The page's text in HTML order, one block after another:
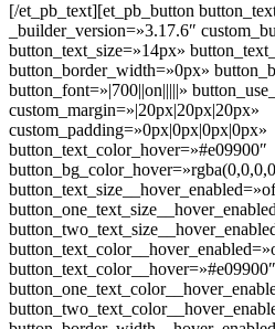
[/et_pb_text][et_pb_button
_builder_version=»3.17.6″
button_text_size=»14px»
button_border_width=»0px»
button_font=»|700||on|||||»
custom_margin=»|20px|20px|20px»
custom_padding=»0px|0px|0px|0px»
button_text_color_hover=»#e09900″
button_text_color__hover=»#e09900″